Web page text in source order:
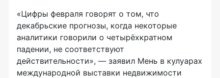
«Цифры февраля говорят о том, что
декабрьские прогнозы, когда некоторые
аналитики говорили о четырёхкратном
падении, не соответствуют
действительности», — заявил Мень в кулуарах
международной выставки недвижимости